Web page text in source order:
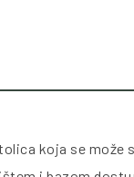
koja se može